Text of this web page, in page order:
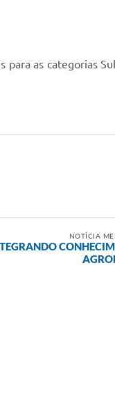
as categorias
NOTÍCIA